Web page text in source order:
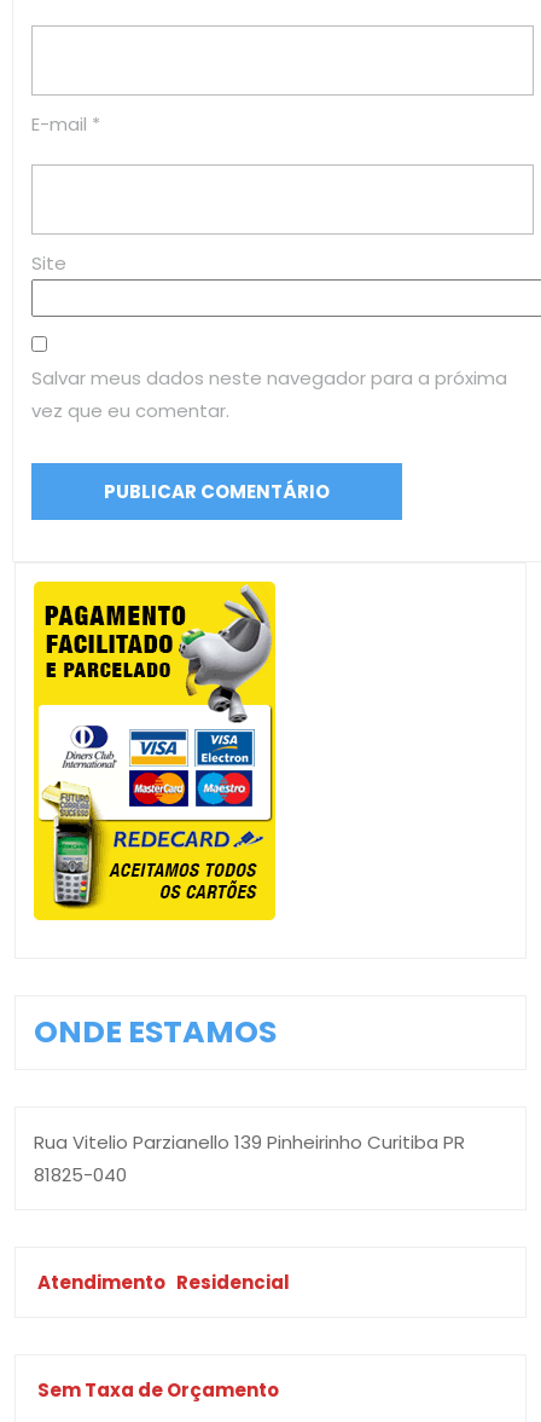
E-mail *
Site
Salvar meus dados neste navegador para a próxima
vez que eu comentar.
ONDE ESTAMOS
Rua Vitelio Parzianello 139 Pinheirinho Curitiba PR
81825-040
Atendimento Residencial
Sem Taxa de Orçamento